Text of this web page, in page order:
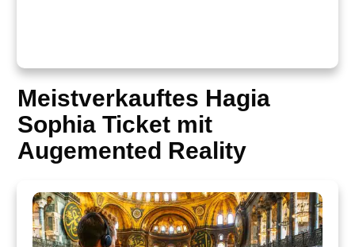
Meistverkauftes Hagia
Sophia Ticket mit
Augemented Reality